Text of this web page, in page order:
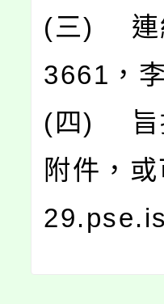
(三) 連
3661，
(四) 旨
附件，